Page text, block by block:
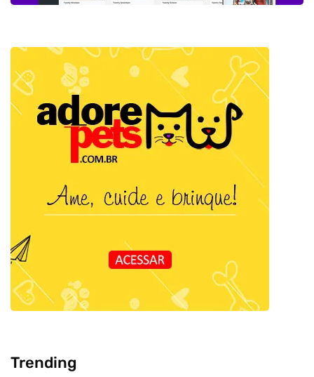
Trending